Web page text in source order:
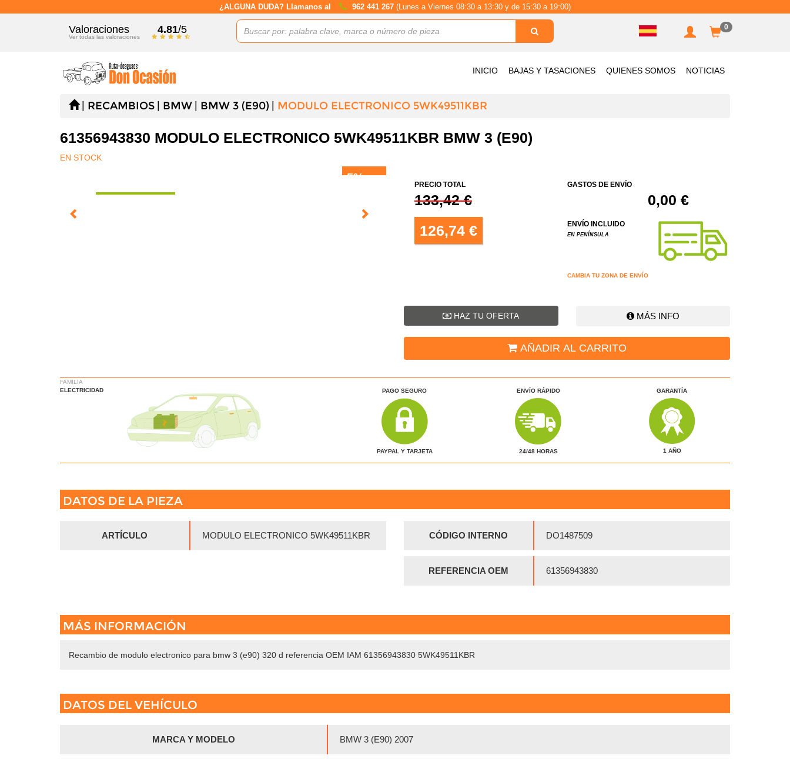
¿ALGUNA DUDA? Llamanos al 962 441 267 (Lunes a Viernes 08:30 a 13:30 y de 15:30 a 19:00)
Valoraciones
Ver todas las valoraciones
4.81/5 0
INICIO BAJAS Y TASACIONES QUIENES SOMOS NOTICIAS
RECAMBIOS BMW BMW 3 (E90) MODULO ELECTRONICO 5WK49511KBR
61356943830 MODULO ELECTRONICO 5WK49511KBR BMW 3 (E90)
EN STOCK
5%
PRECIO TOTAL
133,42 €
126,74 €
GASTOS DE ENVÍO
0,00 €
ENVÍO INCLUIDO
EN PENÍNSULA
CAMBIA TU ZONA DE ENVÍO
HAZ TU OFERTA MÁS INFO
AÑADIR AL CARRITO
FAMILIA
ELECTRICIDAD
PAGO SEGURO
PAYPAL Y TARJETA
ENVÍO RÁPIDO
24/48 HORAS
GARANTÍA
1 AÑO
DATOS DE LA PIEZA
ARTÍCULO MODULO ELECTRONICO 5WK49511KBR CÓDIGO INTERNO DO1487509
REFERENCIA OEM 61356943830
MÁS INFORMACIÓN
Recambio de modulo electronico para bmw 3 (e90) 320 d referencia OEM IAM 61356943830 5WK49511KBR
DATOS DEL VEHÍCULO
MARCA Y MODELO BMW 3 (E90) 2007